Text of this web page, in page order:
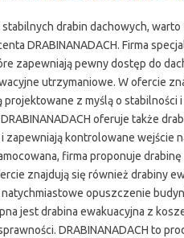
drabin dachowych,
DRABINANADACH. Firma
zapewniają pewny dostęp do
utrzymaniowe. W ofercie
projektowane z myślą o stabilności
oferuje także
kontrolowane wejście
firma proponuje
znajdują się również drabiny
opuszczenie
jest drabina ewakuacyjna z
DRABINANADACH to